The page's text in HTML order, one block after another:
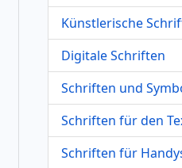
Künstlerische
Digitale Schriften
Schriften und
Schriften für den
Schriften für